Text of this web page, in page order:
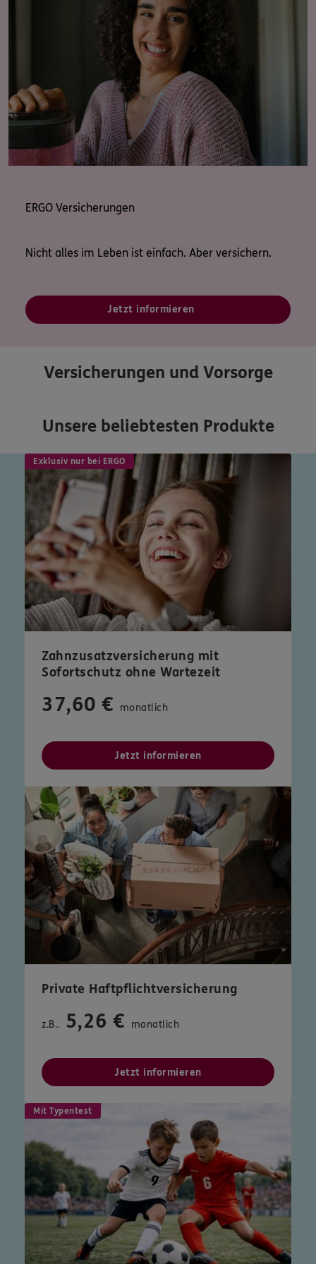
ERGO Versicherungen
Nicht alles im Leben ist einfach. Aber versichern.
Jetzt informieren
Versicherungen und Vorsorge
Unsere beliebtesten Produkte
Exklusiv nur bei ERGO
Zahnzusatzversicherung mit
Sofortschutz ohne Wartezeit
37,60 € monatlich
Jetzt informieren
Private Haftpflichtversicherung
z.B.. 5,26 € monatlich
Jetzt informieren
Mit Typentest